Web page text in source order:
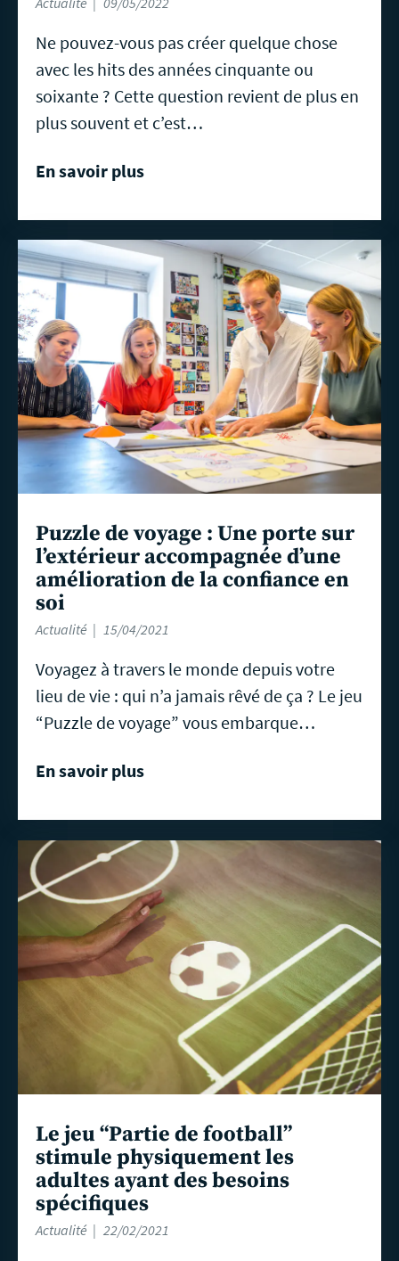
Ne pouvez-vous pas créer quelque chose
avec les hits des années cinquante ou
soixante ? Cette question revient de plus en
plus souvent et c’est…
En savoir plus
Puzzle de voyage : Une porte sur
l’extérieur accompagnée d’une
amélioration de la confiance en
soi
Actualité 15/04/2021
Voyagez à travers le monde depuis votre
lieu de vie : qui n’a jamais rêvé de ça ? Le jeu
“Puzzle de voyage” vous embarque…
En savoir plus
En
savoir
plus
Le jeu “Partie de football”
stimule physiquement les
adultes ayant des besoins
spécifiques
Actualité 22/02/2021
En
savoir
plus